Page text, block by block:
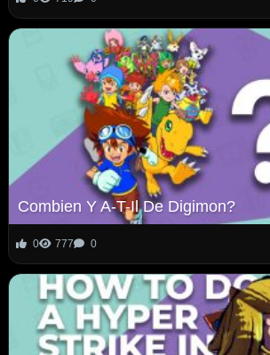
Combien Y A-T-Il De Digimon?
0 777 0